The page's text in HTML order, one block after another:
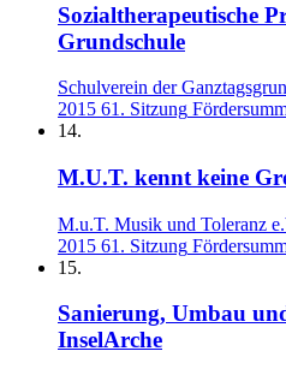
Sozialtherapeutische
Grundschule
Schulverein der
2015 61. Sitzung
14.
M.U.T. kennt keine
M.u.T. Musik und Toleranz
2015 61. Sitzung
15.
Sanierung, Umbau
InselArche